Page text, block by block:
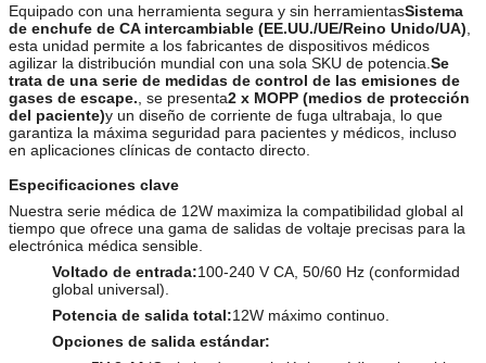
Equipado con una herramienta segura y sin herramientasSistema
de enchufe de CA intercambiable (EE.UU./UE/Reino Unido/UA)
esta unidad permite a los fabricantes de dispositivos médicos
agilizar la distribución mundial con una sola SKU de potencia. Se
trata de una serie de medidas de control de las emisiones de
gases de escape. , se presenta2 x MOPP (medios de protección
del paciente)y un diseño de corriente de fuga ultrabaja, lo que
garantiza la máxima seguridad para pacientes y médicos, incluso
en aplicaciones clínicas de contacto directo.
Especificaciones clave
Nuestra serie médica de 12W maximiza la compatibilidad global al
tiempo que ofrece una gama de salidas de voltaje precisas para la
electrónica médica sensible.
Voltado de entrada:100-240 V CA, 50/60 Hz (conformidad
global universal).
Potencia de salida total:12W máximo continuo.
Opciones de salida estándar: